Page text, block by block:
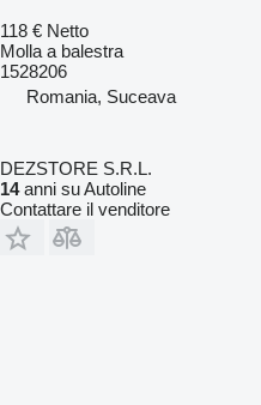
118 € Netto
Molla a balestra
1528206
Romania, Suceava
DEZSTORE S.R.L.
14anni su Autoline
Contattare il venditore